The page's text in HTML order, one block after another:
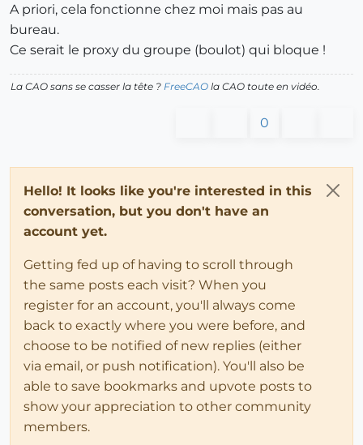
A priori, cela fonctionne chez moi mais pas au
bureau.
Ce serait le proxy du groupe (boulot) qui bloque !
La CAO sans se casser la tête ? FreeCAO la CAO toute en vidéo.
0
Hello! It looks like you're interested in this
conversation, but you don't have an
account yet.
Getting fed up of having to scroll through
the same posts each visit? When you
register for an account, you'll always come
back to exactly where you were before, and
choose to be notified of new replies (either
via email, or push notification). You'll also be
able to save bookmarks and upvote posts to
show your appreciation to other community
members.